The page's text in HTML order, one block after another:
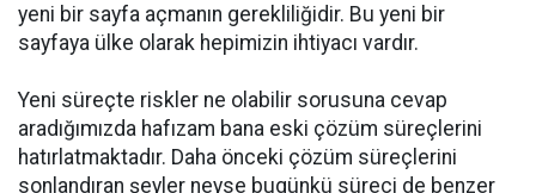
yeni bir sayfa açmanın gerekliliğidir. Bu yeni bir
sayfaya ülke olarak hepimizin ihtiyacı vardır.
Yeni süreçte riskler ne olabilir sorusuna cevap
aradığımızda hafızam bana eski çözüm süreçlerini
hatırlatmaktadır. Daha önceki çözüm süreçlerini
sonlandıran şeyler neyse bugünkü süreci de benzer